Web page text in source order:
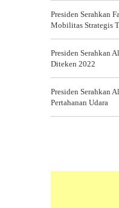
Presiden Serahkan
Mobilitas Strategis
Presiden Serahkan
Diteken 2022
Presiden Serahkan
Pertahanan Udara